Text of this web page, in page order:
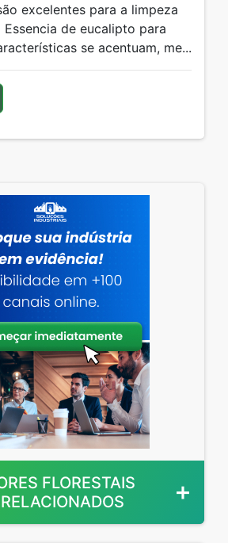
excelentes para a limpeza
de eucalipto para
se acentuam, me...
FLORESTAIS